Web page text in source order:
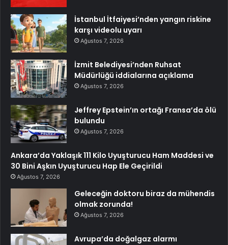
İstanbul İtfaiyesi’nden yangın riskine
karşı videolu uyarı
Ağustos 7, 2026
İzmit Belediyesi’nden Ruhsat
Müdürlüğü iddialarına açıklama
Ağustos 7, 2026
Jeffrey Epstein’ın ortağı Fransa’da ölü
bulundu
Ağustos 7, 2026
Ankara’da Yaklaşık 111 Kilo Uyuşturucu Ham Maddesi ve
30 Bini Aşkın Uyuşturucu Hap Ele Geçirildi
Ağustos 7, 2026
Geleceğin doktoru biraz da mühendis
olmak zorunda!
Ağustos 7, 2026
Avrupa’da doğalgaz alarmı